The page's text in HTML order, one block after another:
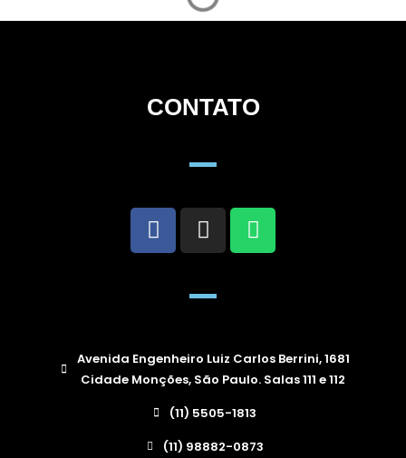
CONTATO
Avenida Engenheiro Luiz Carlos Berrini, 1681
Cidade Monções, São Paulo. Salas 111 e 112
(11) 5505-1813
(11) 98882-0873